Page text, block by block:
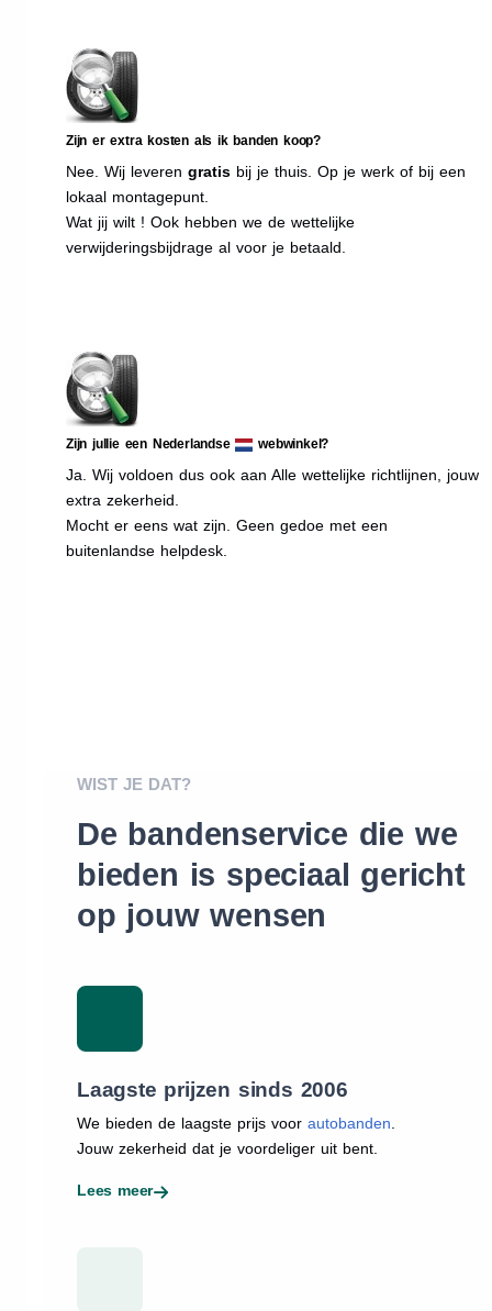
Zijn er extra kosten als ik banden koop?
Nee. Wij leveren gratis bij je thuis. Op je werk of bij een
lokaal montagepunt.
Wat jij wilt ! Ook hebben we de wettelijke
verwijderingsbijdrage al voor je betaald.
Zijn jullie een Nederlandse webwinkel?
Ja. Wij voldoen dus ook aan Alle wettelijke richtlijnen, jouw
extra zekerheid.
Mocht er eens wat zijn. Geen gedoe met een
buitenlandse helpdesk.
WIST JE DAT?
De bandenservice die we
bieden is speciaal gericht
op jouw wensen
Laagste prijzen sinds 2006
We bieden de laagste prijs voor autobanden
Jouw zekerheid dat je voordeliger uit bent.
Lees meer